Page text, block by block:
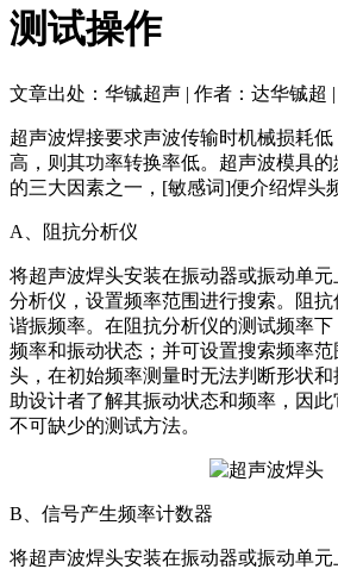
测试操作
文章出处：华铖超声 | 作者：达华铖超
超声波焊接要求声波传输时机械损耗
高，则其功率转换率低。超声波模具的
的三大因素之一，[敏感词]便介绍焊头
A、阻抗分析仪
将超声波焊头安装在振动器或振动单
分析仪，设置频率范围进行搜索。阻
谐振频率。在阻抗分析仪的测试频率
频率和振动状态；并可设置搜索频率
头，在初始频率测量时无法判断形状
助设计者了解其振动状态和频率，因
不可缺少的测试方法。
B、信号产生频率计数器
将超声波焊头安装在振动器或振动单